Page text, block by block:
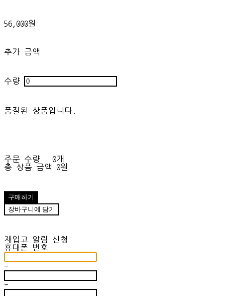
56,000원
추가 금액
수량
품절된 상품입니다.
주문 수량
0개
총 상품 금액
0원
구매하기
장바구니에 담기
재입고 알림 신청
휴대폰 번호
-
-